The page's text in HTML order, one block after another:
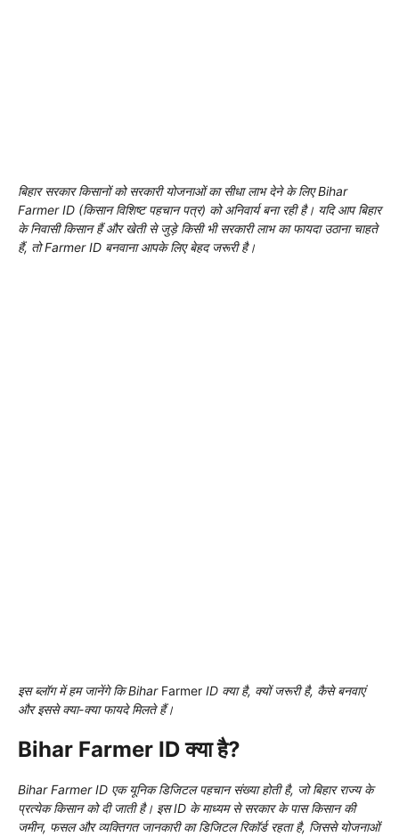
बिहार सरकार किसानों को सरकारी योजनाओं का सीधा लाभ देने के लिए Bihar
Farmer ID (किसान विशिष्ट पहचान पत्र) को अनिवार्य बना रही है। यदि आप बिहार
के निवासी किसान हैं और खेती से जुड़े किसी भी सरकारी लाभ का फायदा उठाना चाहते
हैं, तो Farmer ID बनवाना आपके लिए बेहद जरूरी है।
इस ब्लॉग में हम जानेंगे कि BiharFarmer ID क्या है, क्यों जरूरी है, कैसे बनवाएं
और इससे क्या-क्या फायदे मिलते हैं।
Bihar Farmer ID क्या है?
Bihar Farmer ID एक यूनिक डिजिटल पहचान संख्या होती है, जो बिहार राज्य के
प्रत्येक किसान को दी जाती है। इस ID के माध्यम से सरकार के पास किसान की
जमीन, फसल और व्यक्तिगत जानकारी का डिजिटल रिकॉर्ड रहता है, जिससे योजनाओं